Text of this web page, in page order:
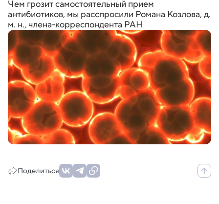
Чем грозит самостоятельный прием
антибиотиков, мы расспросили Романа Козлова, д.
м. н., члена-корреспондента РАН
Поделиться